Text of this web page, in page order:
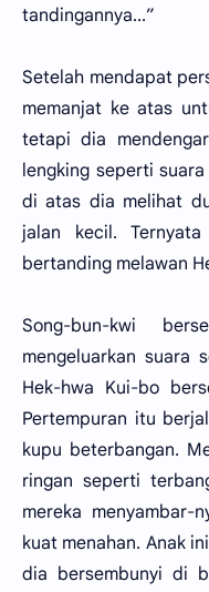
tandingannya...”
Setelah mendapat
memanjat ke atas
tetapi dia
lengking seperti
di atas dia melihat
jalan kecil.
bertanding melawan
Song-bun-kwi
mengeluarkan suara
Hek-hwa Kui-bo
Pertempuran itu
kupu beterbangan.
ringan seperti
mereka menyambar-
kuat menahan. Anak
dia bersembunyi di